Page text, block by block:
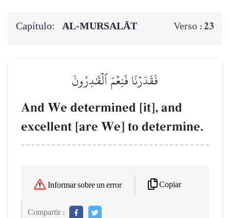
Capítulo: AL‑MURSALĀT Verso :23
فَقَدَرۡنَا فَنِعۡمَ ٱلۡقَٰدِرُونَ
And We determined [it], and
excellent [are We] to determine.
Informar sobre un error Copiar
Compartir :